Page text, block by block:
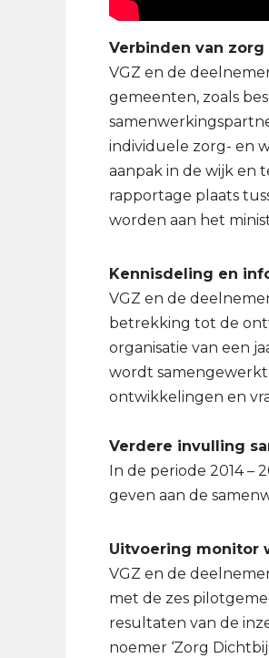
Verbinden van
VGZ en de
gemeenten, zoals
individuele zorg- en
aanpak in de wijk en
rapportage plaats
worden aan het
Kennisdeling en
VGZ en de
betrekking tot de
organisatie van een
wordt
ontwikkelingen en
Verdere invulling
In de periode 2014 –
geven aan de
Uitvoering monitor
VGZ en de
met de zes
resultaten van de
noemer ‘Zorg